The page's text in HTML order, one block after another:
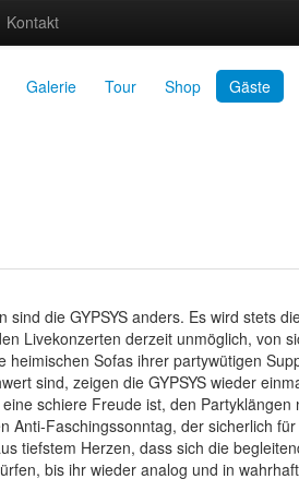
Kontakt
Galerie Tour Shop Gäste
die GYPSYS anders. Es wird stets
Livekonzerten derzeit unmöglich, von
Sofas ihrer partywütigen
sind, zeigen die GYPSYS wieder
schiere Freude ist, den
Faschingssonntag, der sicherlich
tiefstem Herzen, dass sich die
bis ihr wieder analog und in